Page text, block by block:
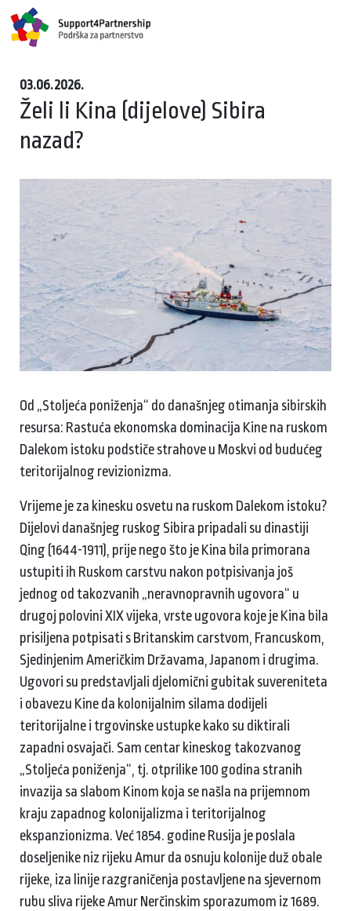
03.06.2026.
Želi li Kina (dijelove) Sibira
nazad?
Od „Stoljeća poniženja“ do današnjeg otimanja sibirskih
resursa: Rastuća ekonomska dominacija Kine na ruskom
Dalekom istoku podstiče strahove u Moskvi od budućeg
teritorijalnog revizionizma.
Vrijeme je za kinesku osvetu na ruskom Dalekom istoku?
Dijelovi današnjeg ruskog Sibira pripadali su dinastiji
Qing (1644-1911), prije nego što je Kina bila primorana
ustupiti ih Ruskom carstvu nakon potpisivanja još
jednog od takozvanih „neravnopravnih ugovora“ u
drugoj polovini XIX vijeka, vrste ugovora koje je Kina bila
prisiljena potpisati s Britanskim carstvom, Francuskom,
Sjedinjenim Američkim Državama, Japanom i drugima.
Ugovori su predstavljali djelomični gubitak suvereniteta
i obavezu Kine da kolonijalnim silama dodijeli
teritorijalne i trgovinske ustupke kako su diktirali
zapadni osvajači. Sam centar kineskog takozvanog
„Stoljeća poniženja“, tj. otprilike 100 godina stranih
invazija sa slabom Kinom koja se našla na prijemnom
kraju zapadnog kolonijalizma i teritorijalnog
ekspanzionizma. Već 1854. godine Rusija je poslala
doseljenike niz rijeku Amur da osnuju kolonije duž obale
rijeke, iza linije razgraničenja postavljene na sjevernom
rubu sliva rijeke Amur Nerčinskim sporazumom iz 1689.